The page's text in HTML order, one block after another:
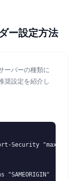
ー設定方法
ーバーの種類に
奨設定を紹介し
Security "max-